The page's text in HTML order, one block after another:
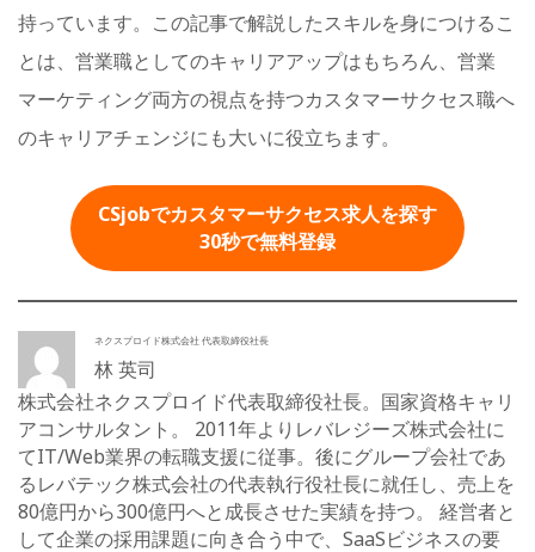
持っています。この記事で解説したスキルを身につけるこ
とは、営業職としてのキャリアアップはもちろん、営業
マーケティング両方の視点を持つカスタマーサクセス職へ
のキャリアチェンジにも大いに役立ちます。
CSjobでカスタマーサクセス求人を探す
30秒で無料登録
ネクスプロイド株式会社 代表取締役社長
林 英司
株式会社ネクスプロイド代表取締役社長。国家資格キャリ
アコンサルタント。 2011年よりレバレジーズ株式会社に
てIT/Web業界の転職支援に従事。後にグループ会社であ
るレバテック株式会社の代表執行役社長に就任し、売上を
80億円から300億円へと成長させた実績を持つ。 経営者と
して企業の採用課題に向き合う中で、SaaSビジネスの要